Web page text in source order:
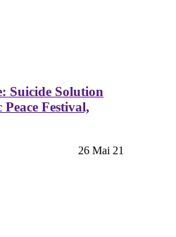
Suicide Solution
Festival,
26 Mai 21